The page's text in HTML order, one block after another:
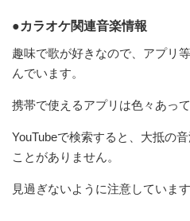
●カラオケ関連音楽情報
趣味で歌が好きなので、アプリ
んでいます。
携帯で使えるアプリは色々あっ
YouTubeで検索すると、大抵の
ことがありません。
見過ぎないように注意していま